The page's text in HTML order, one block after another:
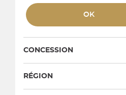
OK
CONCESSION
RÉGION